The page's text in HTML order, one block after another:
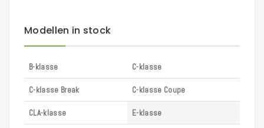
Modellen in stock
B-klasse C-klasse
C-klasse Break C-klasse Coupe
CLA-klasse E-klasse